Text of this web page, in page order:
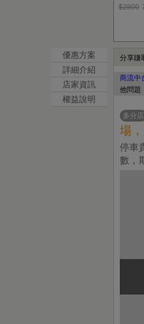
路、
$2800
優惠方案
詳細介紹
店家資訊
權益說明
分享賺
商流中
他問題
多分店
場
停車
數，